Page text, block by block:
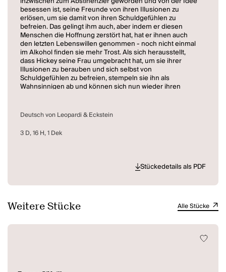
besessen ist, seine Freunde von ihren Illusionen zu
erlösen, um sie damit von ihren Schuldgefühlen zu
befreien. Das gelingt ihm auch, aber indem er diesen
Menschen die Hoffnung zerstört hat, hat er ihnen auch
den letzten Lebenswillen genommen - noch nicht einmal
im Alkohol finden sie mehr Trost. Als sich herausstellt,
dass Hickey seine Frau umgebracht hat, um sie ihrer
Illusionen zu berauben und sich selbst von
Schuldgefühlen zu befreien, stempeln sie ihn als
Wahnsinnigen ab und können sich nun wieder ihren
aufgegangen - er stellt sich seiner Verantwortung.
Deutsch von Leopardi & Eckstein
3 D, 16 H, 1 Dek
Stückedetails als PDF
Weitere Stücke Alle Stücke